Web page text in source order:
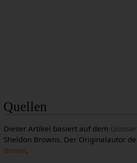
Quellen
Dieser Artikel basiert auf dem Glossar
Sheldon Browns. Der Originalautor
Brown.